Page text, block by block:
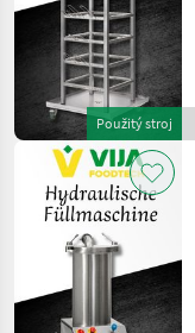
Použitý stroj